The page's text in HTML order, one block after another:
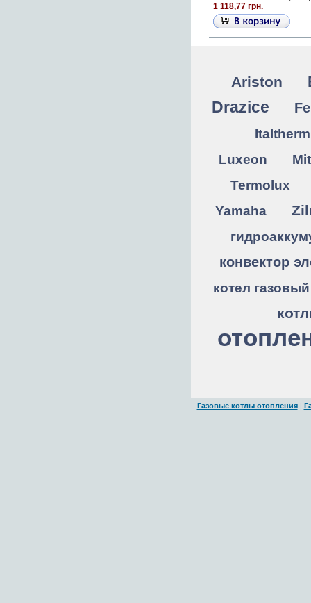
1 118,77 грн.
Ariston
Drazice
Italtherm
Luxeon
Termolux
Yamaha
конвектор
котел газовый
Газовые котлы отопления|